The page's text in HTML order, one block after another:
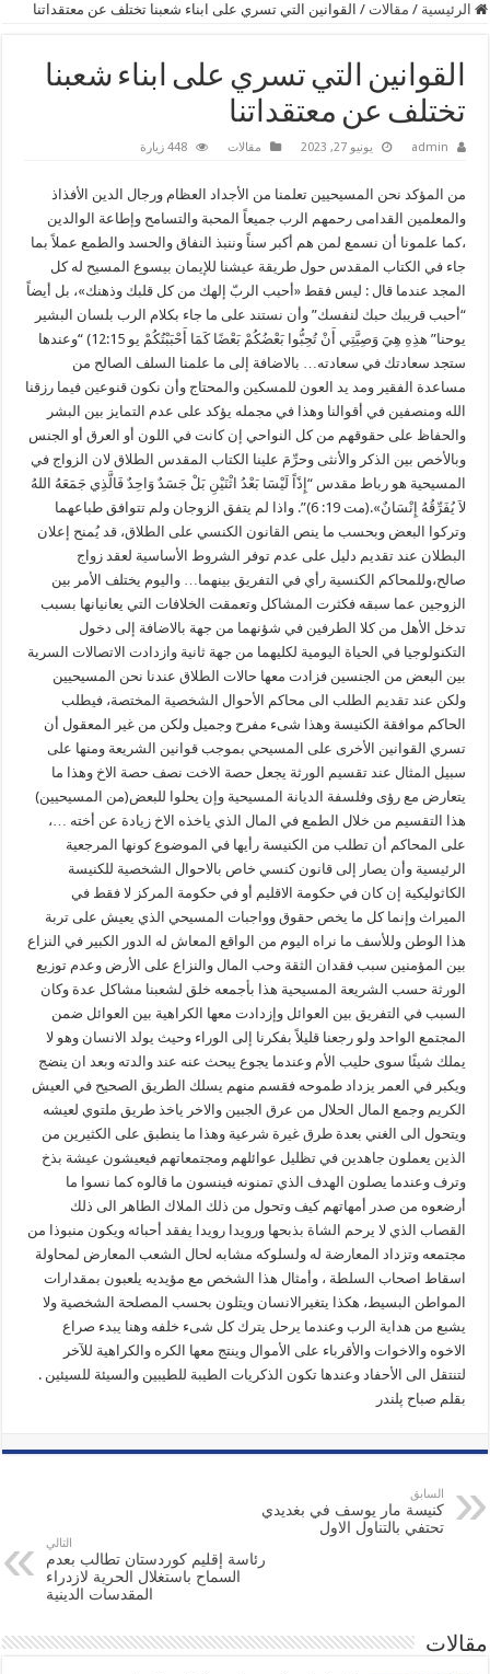
الرئيسية / مقالات / القوانين التي تسري على ابناء شعبنا تختلف عن معتقداتنا
القوانين التي تسري على ابناء شعبنا
تختلف عن معتقداتنا
admin يونيو 27, 2023 مقالات 448 زيارة
من المؤكد نحن المسيحيين تعلمنا من الأجداد العظام ورجال الدين الأفذاذ
والمعلمين القدامى رحمهم الرب جميعاً المحبة والتسامح وإطاعة الوالدين
،كما علمونا أن نسمع لمن هم أكبر سناً وننبذ النفاق والحسد والطمع عملاً بما
جاء في الكتاب المقدس حول طريقة عيشنا للإيمان بيسوع المسيح له كل
المجد عندما قال : ليس فقط «أحبب الربّ إلهك من كل قلبك وذهنك»، بل أيضاً
“أحبب قريبك حبك لنفسك” وأن نستند على ما جاء بكلام الرب بلسان البشير
يوحنا” هذِهِ هِيَ وَصِيَّتِي أَنْ تُحِبُّوا بَعْضُكُمْ بَعْضًا كَمَا أَحْبَبْتُكُمْ يو 12:15) “وعندها
ستجد سعادتك في سعادته… بالاضافة إلى ما علمنا السلف الصالح من
مساعدة الفقير ومد يد العون للمسكين والمحتاج وأن نكون قنوعين فيما رزقنا
الله ومنصفين في أقوالنا وهذا في مجمله يؤكد على عدم التمايز بين البشر
والحفاظ على حقوقهم من كل النواحي إن كانت في اللون أو العرق أو الجنس
وبالأخص بين الذكر والأنثى وحرِّمَ علينا الكتاب المقدس الطلاق لان الزواج في
المسيحية هو رباط مقدس “إِذًاً لَيْسَا بَعْدُ اثْنَيْنِ بَلْ جَسَدٌ وَاحِدٌ فَالَّذِي جَمَعَهُ اللهُ
لاَ يُفَرِّقُهُ إِنْسَانٌ».(مت 19: 6)”. واذا لم يتفق الزوجان ولم تتوافق طباعهما
وتركوا البعض وبحسب ما ينص القانون الكنسي على الطلاق، قد يُمنح إعلان
البطلان عند تقديم دليل على عدم توفر الشروط الأساسية لعقد زواج
صالح،وللمحاكم الكنسية رأي في التفريق بينهما… واليوم يختلف الأمر بين
الزوجين عما سبقه فكثرت المشاكل وتعمقت الخلافات التي يعانيانها بسبب
تدخل الأهل من كلا الطرفين في شؤنهما من جهة بالاضافة إلى دخول
التكنولوجيا في الحياة اليومية لكليهما من جهة ثانية وازدادت الاتصالات السرية
بين البعض من الجنسين فزادت معها حالات الطلاق عندنا نحن المسيحيين
ولكن عند تقديم الطلب الى محاكم الأحوال الشخصية المختصة، فيطلب
الحاكم موافقة الكنيسة وهذا شىء مفرح وجميل ولكن من غير المعقول أن
تسري القوانين الأخرى على المسيحي بموجب قوانين الشريعة ومنها على
سبيل المثال عند تقسيم الورثة يجعل حصة الاخت نصف حصة الاخ وهذا ما
يتعارض مع رؤى وفلسفة الديانة المسيحية وإن يحلوا للبعض(من المسيحيين)
هذا التقسيم من خلال الطمع في المال الذي ياخذه الاخ زيادة عن أخته …،
على المحاكم أن تطلب من الكنيسة رأيها في الموضوع كونها المرجعية
الرئيسية وأن يصار إلى قانون كنسي خاص بالاحوال الشخصية للكنيسة
الكاثوليكية إن كان في حكومة الاقليم أو في حكومة المركز لا فقط في
الميراث وإنما كل ما يخص حقوق وواجبات المسيحي الذي يعيش على تربة
هذا الوطن وللأسف ما نراه اليوم من الواقع المعاش له الدور الكبير في النزاع
بين المؤمنين سبب فقدان الثقة وحب المال والنزاع على الأرض وعدم توزيع
الورثة حسب الشريعة المسيحية هذا بأجمعه خلق لشعبنا مشاكل عدة وكان
السبب في التفريق بين العوائل وإزدادت معها الكراهية بين العوائل ضمن
المجتمع الواحد ولو رجعنا قليلاً بفكرنا إلى الوراء وحيث يولد الانسان وهو لا
يملك شيئًا سوى حليب الأم وعندما يجوع يبحث عنه عند والدته وبعد ان ينضج
ويكبر في العمر يزداد طموحه فقسم منهم يسلك الطريق الصحيح في العيش
الكريم وجمع المال الحلال من عرق الجبين والاخر ياخذ طريق ملتوي لعيشه
ويتحول الى الغني بعدة طرق غيرة شرعية وهذا ما ينطبق على الكثيرين من
الذين يعملون جاهدين في تظليل عوائلهم ومجتمعاتهم فيعيشون عيشة بذخ
وترف وعندما يصلون الهدف الذي تمنونه فينسون ما قالوه كما نسوا ما
أرضعوه من صدر أمهاتهم كيف وتحول من ذلك الملاك الطاهر الى ذلك
القصاب الذي لا يرحم الشاة بذبحها ورويدا رويدا يفقد أحبائه ويكون منبوذا من
مجتمعه وتزداد المعارضة له ولسلوكه مشابه لحال الشعب المعارض لمحاولة
اسقاط اصحاب السلطة ، وأمثال هذا الشخص مع مؤيديه يلعبون بمقدارات
المواطن البسيط، هكذا يتغيرالانسان ويتلون بحسب المصلحة الشخصية ولا
يشبع من هداية الرب وعندما يرحل يترك كل شىء خلفه وهنا يبدء صراع
الاخوه والاخوات والأقرباء على الأموال وينتج معها الكره والكراهية للآخر
لتنتقل الى الأحفاد وعندها تكون الذكريات الطيبة للطيبين والسيئة للسيئين .
بقلم صباح پلندر
السابق
كنيسة مار يوسف في بغديدي
تحتفي بالتناول الاول
التالي
رئاسة إقليم كوردستان تطالب بعدم
السماح باستغلال الحرية لازدراء
المقدسات الدينية
مقالات